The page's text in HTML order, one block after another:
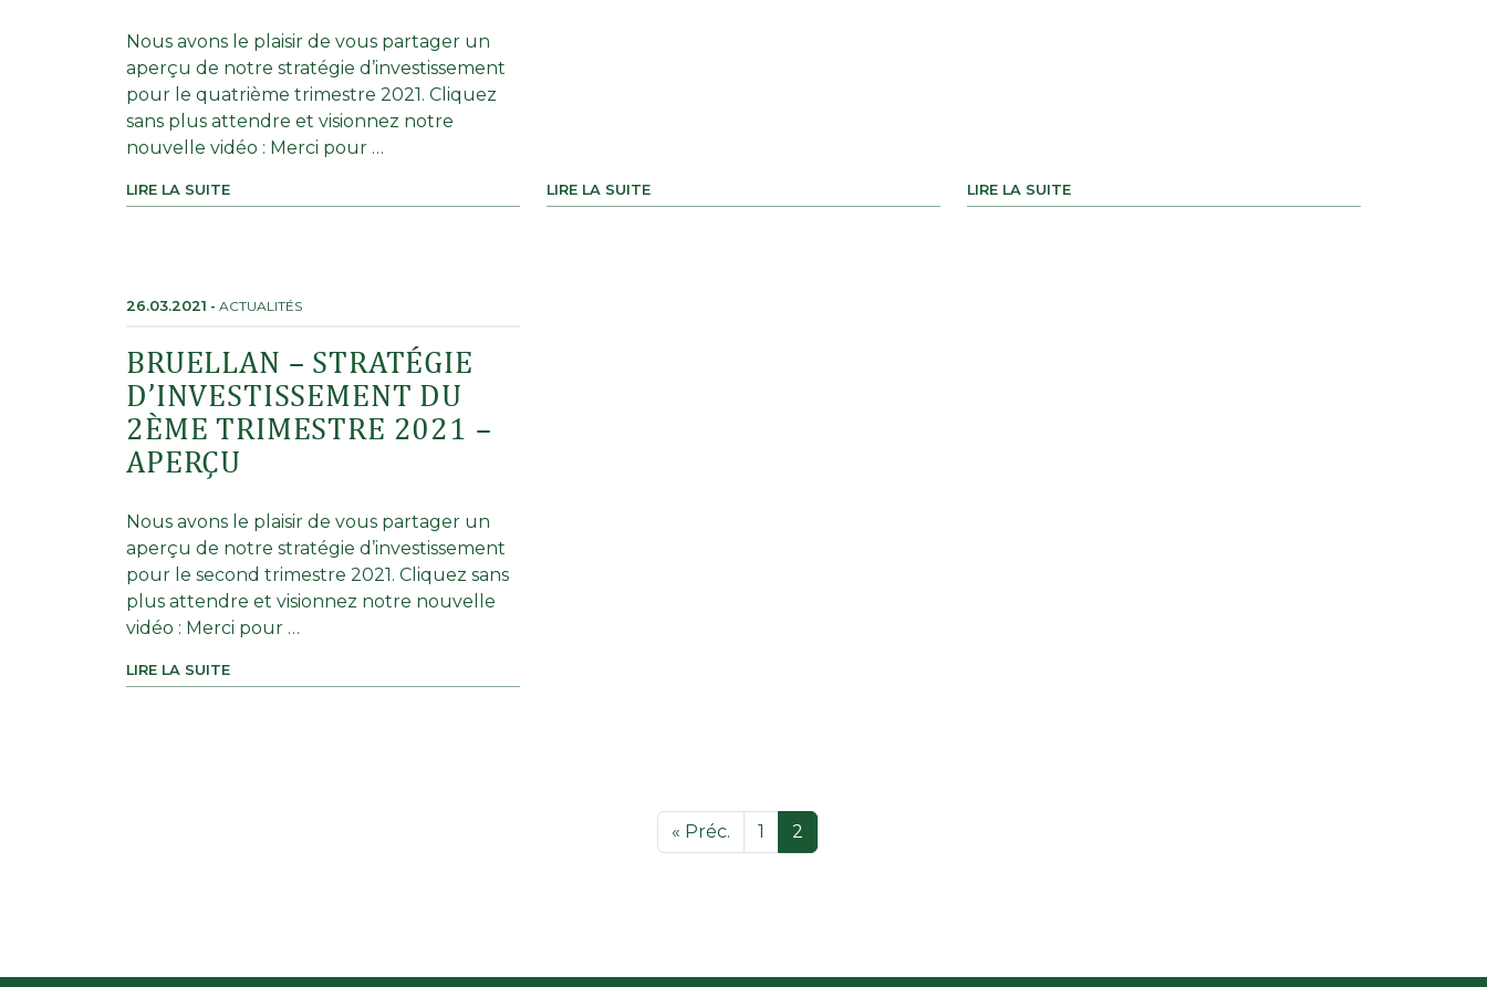
Nous avons le plaisir de vous partager un
aperçu de notre stratégie d’investissement
pour le quatrième trimestre 2021. Cliquez
sans plus attendre et visionnez notre
nouvelle vidéo : Merci pour …
LIRE LA SUITE LIRE LA SUITE LIRE LA SUITE
26.03.2021 - ACTUALITÉS
BRUELLAN – STRATÉGIE
D’INVESTISSEMENT DU
2ÈME TRIMESTRE 2021 –
APERÇU
Nous avons le plaisir de vous partager un
aperçu de notre stratégie d’investissement
pour le second trimestre 2021. Cliquez sans
plus attendre et visionnez notre nouvelle
vidéo : Merci pour …
LIRE LA SUITE
« Préc. 1 2